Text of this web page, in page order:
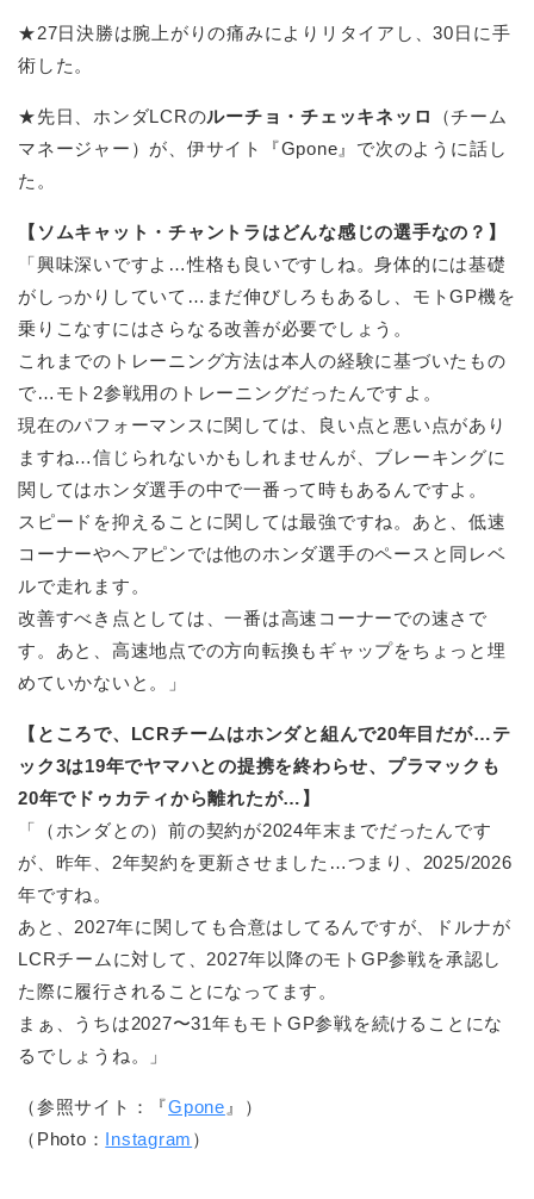
★27日決勝は腕上がりの痛みによりリタイアし、30日に手
術した。
★先日、ホンダLCRのルーチョ・チェッキネッロ
（チーム
マネージャー）が、伊サイト『Gpone』で次のように話し
た。
【ソムキャット・チャントラはどんな感じの選手なの？】
「興味深いですよ…性格も良いですしね。身体的には基礎
がしっかりしていて…まだ伸びしろもあるし、モトGP機を
乗りこなすにはさらなる改善が必要でしょう。
これまでのトレーニング方法は本人の経験に基づいたもの
で…モト2参戦用のトレーニングだったんですよ。
現在のパフォーマンスに関しては、良い点と悪い点があり
ますね…信じられないかもしれませんが、ブレーキングに
関してはホンダ選手の中で一番って時もあるんですよ。
スピードを抑えることに関しては最強ですね。あと、低速
コーナーやヘアピンでは他のホンダ選手のペースと同レベ
ルで走れます。
改善すべき点としては、一番は高速コーナーでの速さで
す。あと、高速地点での方向転換もギャップをちょっと埋
めていかないと。」
【ところで、LCRチームはホンダと組んで20年目だが…テ
ック3は19年でヤマハとの提携を終わらせ、プラマックも
20年でドゥカティから離れたが…】
「（ホンダとの）前の契約が2024年末までだったんです
が、昨年、2年契約を更新させました…つまり、2025/2026
年ですね。
あと、2027年に関しても合意はしてるんですが、ドルナが
LCRチームに対して、2027年以降のモトGP参戦を承認し
た際に履行されることになってます。
まぁ、うちは2027〜31年もモトGP参戦を続けることにな
るでしょうね。」
（参照サイト：『Gpone 』）
（Photo： Instagram ）